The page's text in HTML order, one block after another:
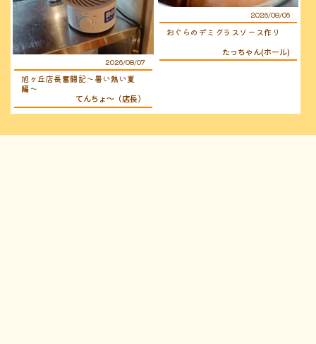
2026/08/07
旭ヶ丘店長奮闘記〜暑い熱い夏
編〜
てんちょ〜（店長）
2026/08/06
おぐらのデミグラスソース作り
たっちゃん(ホール)